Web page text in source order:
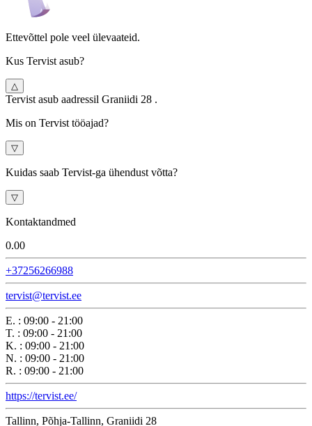
Ettevõttel pole veel ülevaateid.
Kus Tervist asub?
△
Tervist asub aadressil Graniidi 28 .
Mis on Tervist tööajad?
▽
Kuidas saab Tervist-ga ühendust võtta?
▽
Kontaktandmed
0.00
+37256266988
tervist@tervist.ee
E. : 09:00 - 21:00
T. : 09:00 - 21:00
K. : 09:00 - 21:00
N. : 09:00 - 21:00
R. : 09:00 - 21:00
https://tervist.ee/
Tallinn, Põhja-Tallinn, Graniidi 28